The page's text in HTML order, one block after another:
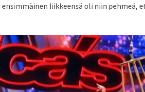
ensimmäinen liikkeensä oli niin